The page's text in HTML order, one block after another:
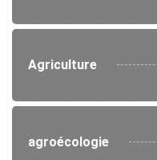
Agriculture
agroécologie